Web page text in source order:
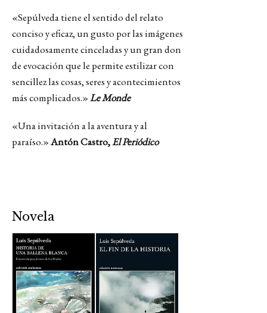
«Sepúlveda tiene el sentido del relato
conciso y eficaz, un gusto por las imágenes
cuidadosamente cinceladas y un gran don
de evocación que le permite estilizar con
sencillez las cosas, seres y acontecimientos
más complicados.»Le Monde
«Una invitación a la aventura y al
paraíso.»Antón Castro,El Periódico
Novela